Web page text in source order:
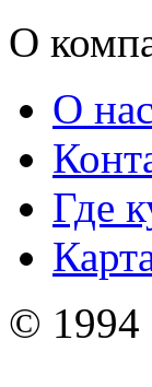
О
О нас
Где
© 1994